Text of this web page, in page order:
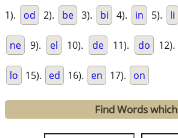
1). od 2). be 3). bi 4). in 5). li
ne 9). el 10). de 11). do 12).
lo 15). ed 16). en 17). on
Find Words which